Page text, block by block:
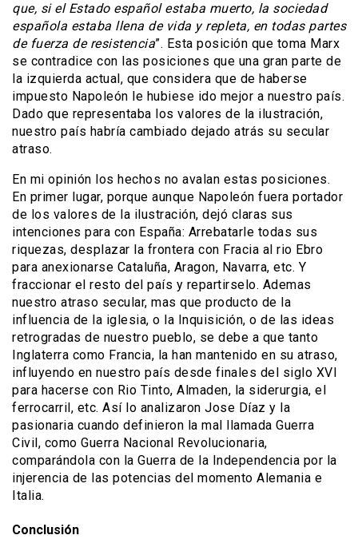
que, si el Estado español estaba muerto, la sociedad
española estaba llena de vida y repleta, en todas partes
de fuerza de resistencia”. Esta posición que toma Marx
se contradice con las posiciones que una gran parte de
la izquierda actual, que considera que de haberse
impuesto Napoleón le hubiese ido mejor a nuestro país.
Dado que representaba los valores de la ilustración,
nuestro país habría cambiado dejado atrás su secular
atraso.
En mi opinión los hechos no avalan estas posiciones.
En primer lugar, porque aunque Napoleón fuera portador
de los valores de la ilustración, dejó claras sus
intenciones para con España: Arrebatarle todas sus
riquezas, desplazar la frontera con Fracia al rio Ebro
para anexionarse Cataluña, Aragon, Navarra, etc. Y
fraccionar el resto del país y repartirselo. Ademas
nuestro atraso secular, mas que producto de la
influencia de la iglesia, o la Inquisición, o de las ideas
retrogradas de nuestro pueblo, se debe a que tanto
Inglaterra como Francia, la han mantenido en su atraso,
influyendo en nuestro país desde finales del siglo XVI
para hacerse con Rio Tinto, Almaden, la siderurgia, el
ferrocarril, etc. Así lo analizaron Jose Díaz y la
pasionaria cuando definieron la mal llamada Guerra
Civil, como Guerra Nacional Revolucionaria,
comparándola con la Guerra de la Independencia por la
injerencia de las potencias del momento Alemania e
Italia.
Conclusión